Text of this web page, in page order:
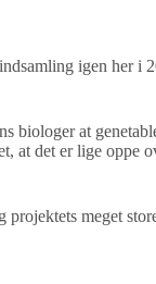
igen her i
at
at det er lige oppe
meget